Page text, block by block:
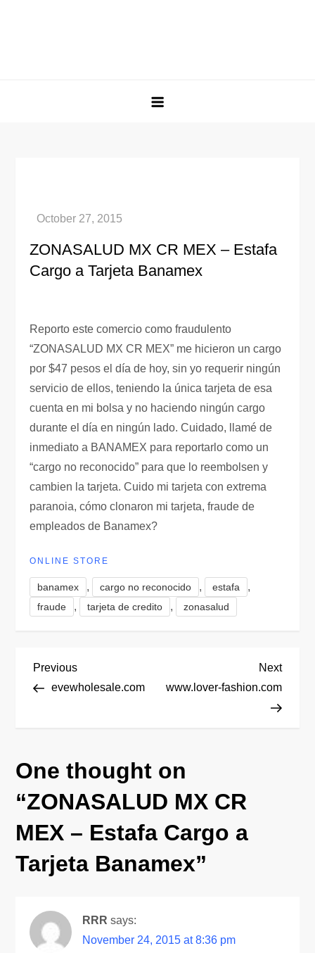
ZONASALUD MX CR MEX – Estafa
Cargo a Tarjeta Banamex
Reporto este comercio como fraudulento
“ZONASALUD MX CR MEX” me hicieron un cargo
por $47 pesos el día de hoy, sin yo requerir ningún
servicio de ellos, teniendo la única tarjeta de esa
cuenta en mi bolsa y no haciendo ningún cargo
durante el día en ningún lado. Cuidado, llamé de
inmediato a BANAMEX para reportarlo como un
“cargo no reconocido” para que lo reembolsen y
cambien la tarjeta. Cuido mi tarjeta con extrema
paranoia, cómo clonaron mi tarjeta, fraude de
empleados de Banamex?
ONLINE STORE
banamex , cargo no reconocido , estafa ,
fraude , tarjeta de credito , zonasalud
P
t
n
a
v
g
Previous
Post
Previous
evewholesale.com
Next
Post
Next
www.lover-fashion.com
One thought on
“ZONASALUD MX CR
MEX – Estafa Cargo a
Tarjeta Banamex”
RRR says:
November 24, 2015 at 8:36 pm